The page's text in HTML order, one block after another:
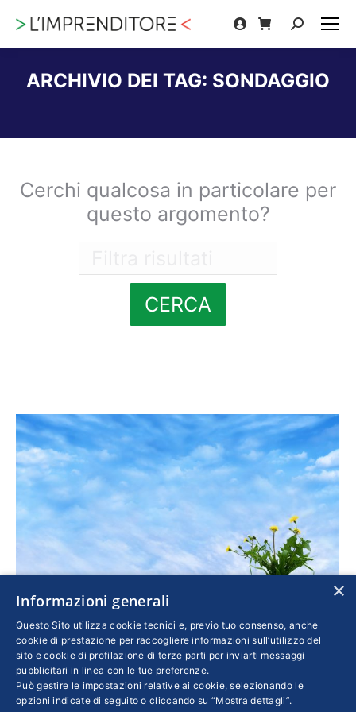
Cerca:
ARCHIVIO DEI TAG: SONDAGGIO
Cerchi qualcosa in particolare per
questo argomento?
CERCA
Resilienza: cosa ne pensano le Pmi?
Confindustria,Cultura Di 19 Aprile 2019
×
Informazioni generali
Questo Sito utilizza cookie tecnici e, previo tuo consenso, anche
cookie di prestazione per raccogliere informazioni sull’utilizzo del
sito e cookie di profilazione di terze parti per inviarti messaggi
pubblicitari in linea con le tue preferenze.
Può gestire le impostazioni relative ai cookie, selezionando le
opzioni indicate di seguito o cliccando su “Mostra dettagli”.